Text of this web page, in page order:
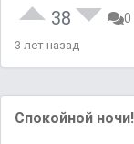
38 0
3 лет назад
Спокойной ночи!